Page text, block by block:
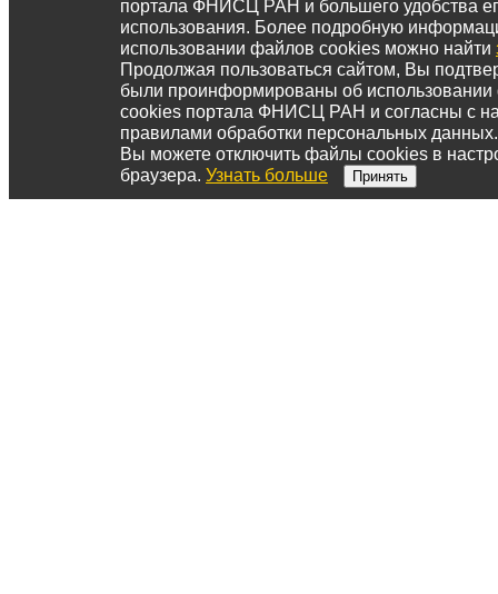
портала ФНИСЦ РАН и большего удобства
использования. Более подробную
использовании файлов cookies можно найти
Продолжая пользоваться сайтом, Вы
были проинформированы об
cookies портала ФНИСЦ РАН и согласны с
правилами обработки персональных данных.
Вы можете отключить файлы cookies в
браузера. Узнать больше Принять